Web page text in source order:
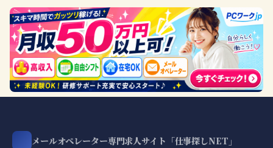
メールオペレーター専門求人サイト「仕事探しNET」